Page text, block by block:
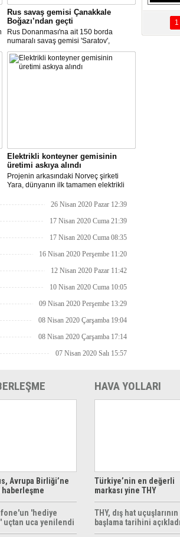
Rus savaş gemisi Çanakkale
Boğazı’ndan geçti
Rus Donanması'na ait 150 borda
numaralı savaş gemisi 'Saratov',
Çanakkale Boğazından geçti.
Elektrikli konteyner gemisinin
üretimi askıya alındı
Projenin arkasındaki Norveç şirketi
Yara, dünyanın ilk tamamen elektrikli
Birkeland’i, koronavirüs salgını ve
kaldırmayı planlıyor.
26 Nisan 2020 Pazar 12:39
17 Nisan 2020 Cuma 21:39
17 Nisan 2020 Cuma 08:35
16 Nisan 2020 Perşembe 11:20
12 Nisan 2020 Pazar 11:42
10 Nisan 2020 Cuma 10:05
09 Nisan 2020 Perşembe 13:29
08 Nisan 2020 Çarşamba 19:04
08 Nisan 2020 Çarşamba 17:14
07 Nisan 2020 Salı 15:57
SEÇİL
Ne
1
Avrupa Birliği’ne
haberleşme
sunuyor
'hediye
uçtan uca yenilendi
HAVA YOLLARI
Türkiye’nin en değerli
markası yine THY
THY, dış hat uçuşlarının
başlama tarihini açıkladı